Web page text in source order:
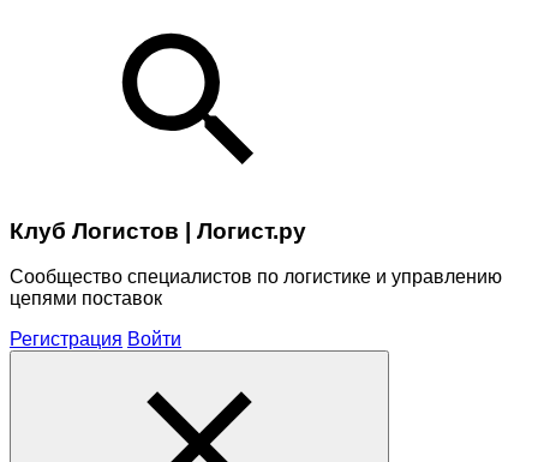
Клуб Логистов | Логист.ру
Сообщество специалистов по логистике и управлению
цепями поставок
Регистрация Войти